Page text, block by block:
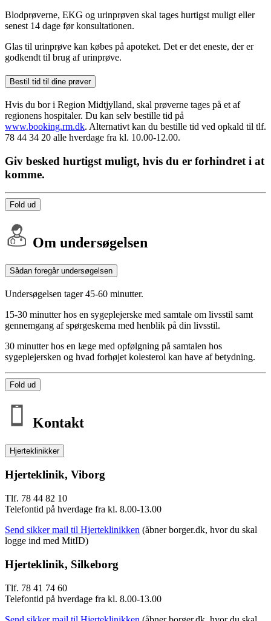
Blodprøverne, EKG og urinprøven skal tages hurtigst muligt eller
senest 14 dage før konsultationen.
Glas til urinprøve kan købes på apoteket. Det er det eneste, der er
godkendt til brug af urinprøve.
Bestil tid til dine prøver
Hvis du bor i Region Midtjylland, skal prøverne tages på et af
regionens hospitaler. Du kan selv bestille tid på
www.booking.rm.dk. Alternativt kan du bestille tid ved opkald til tlf.
78 44 34 20 alle hverdage fra kl. 10.00-12.00.
Giv besked hurtigst muligt, hvis du er forhindret i at
komme.
Fold ud
Om undersøgelsen
Sådan foregår undersøgelsen
Undersøgelsen tager 45-60 minutter.
15-30 minutter hos en sygeplejerske med samtale om livsstil samt
gennemgang af spørgeskema med henblik på din livsstil.
30 minutter hos en læge med opfølgning på samtalen hos
sygeplejersken og hvad forhøjet kolesterol kan have af betydning.
Fold ud
Kontakt
Hjerteklinikker
Hjerteklinik, Viborg
Tlf. 78 44 82 10
Telefontid på hverdage fra kl. 8.00-13.00
Send sikker mail til Hjerteklinikken (åbner borger.dk, hvor du skal
logge ind med MitID)
Hjerteklinik, Silkeborg
Tlf. 78 41 74 60
Telefontid på hverdage fra kl. 8.00-13.00